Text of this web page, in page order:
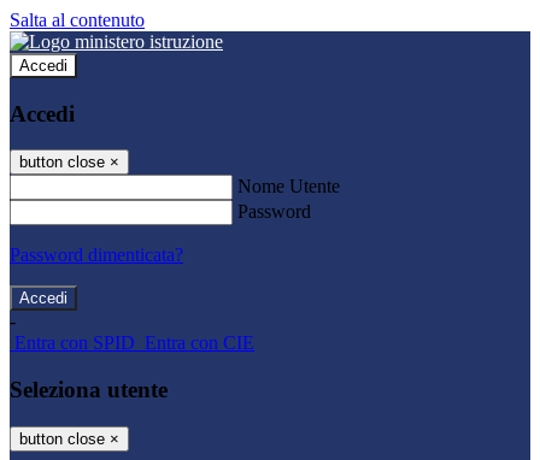
Salta al contenuto
Accedi
Accedi
button close ×
Nome Utente
Password
Password dimenticata?
-
Entra con SPID Entra con CIE
Seleziona utente
button close ×